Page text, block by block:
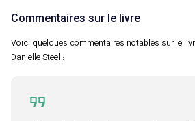
Commentaires sur le livre
Voici quelques commentaires notables sur le
Danielle Steel :